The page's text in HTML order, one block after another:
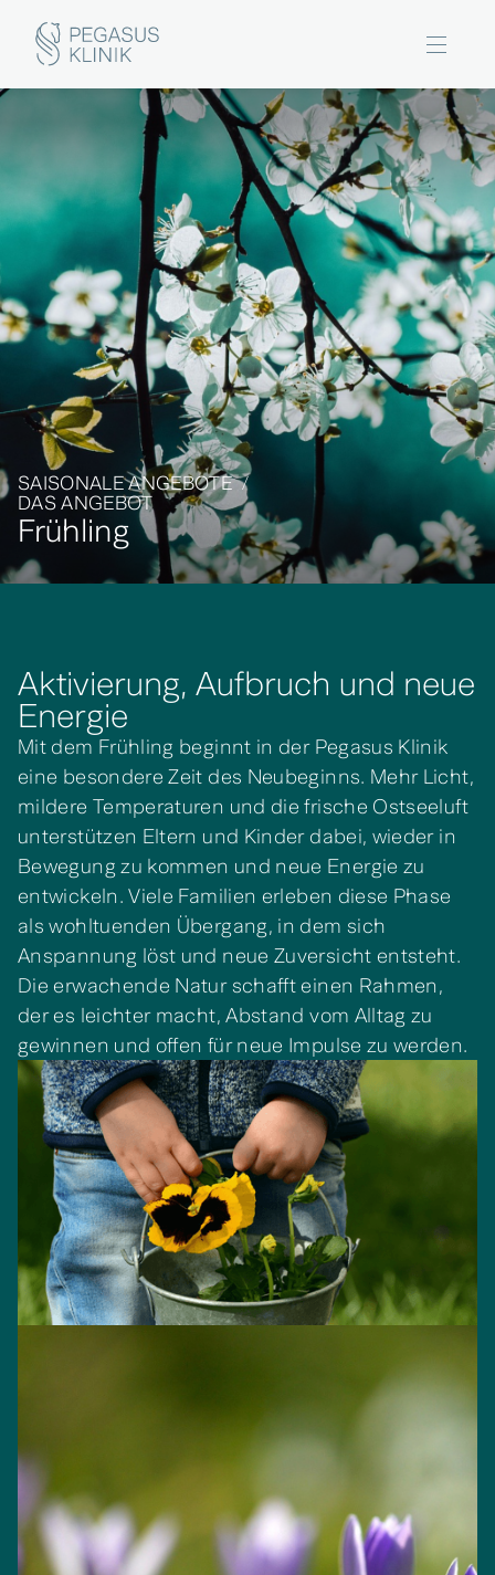
SAISONALE ANGEBOTE /
DAS ANGEBOT
Frühling
Aktivierung, Aufbruch und neue
Energie
Mit dem Frühling beginnt in der Pegasus Klinik
eine besondere Zeit des Neubeginns. Mehr Licht,
mildere Temperaturen und die frische Ostseeluft
unterstützen Eltern und Kinder dabei, wieder in
Bewegung zu kommen und neue Energie zu
entwickeln. Viele Familien erleben diese Phase
als wohltuenden Übergang, in dem sich
Anspannung löst und neue Zuversicht entsteht.
Die erwachende Natur schafft einen Rahmen,
der es leichter macht, Abstand vom Alltag zu
gewinnen und offen für neue Impulse zu werden.